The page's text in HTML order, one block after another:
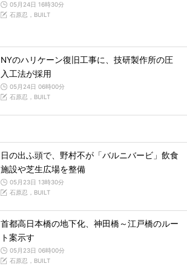
05月24日 16時30分
石原忍，BUILT
NYのハリケーン復旧工事に、技研製作所の圧
入工法が採用
05月24日 06時00分
石原忍，BUILT
日の出ふ頭で、野村不が「バルニバービ」飲食
施設や芝生広場を整備
05月23日 13時30分
石原忍，BUILT
首都高日本橋の地下化、神田橋～江戸橋のルー
ト案示す
05月23日 06時00分
石原忍，BUILT